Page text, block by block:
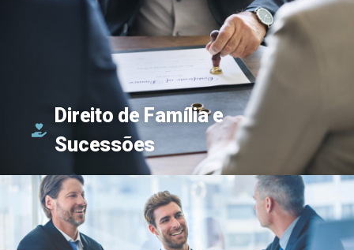
Direito de Família e
Sucessões